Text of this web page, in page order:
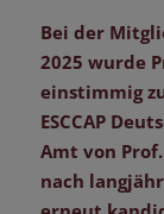
Bei der
2025 wurde
einstimmig
ESCCAP
Amt von
nach